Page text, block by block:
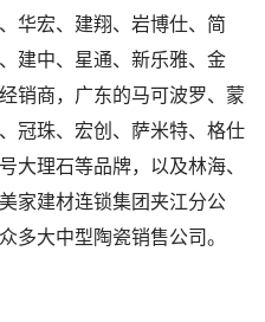
华宏、建翔、岩博仕、简
建中、星通、新乐雅、金
销商，广东的马可波罗、蒙
冠珠、宏创、萨米特、格仕
大理石等品牌，以及林海、
家建材连锁集团夹江分公
多大中型陶瓷销售公司。